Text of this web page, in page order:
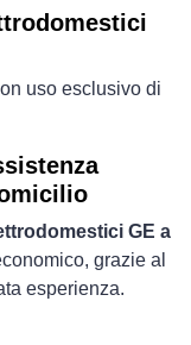
uso esclusivo di
GE a
grazie al
esperienza.